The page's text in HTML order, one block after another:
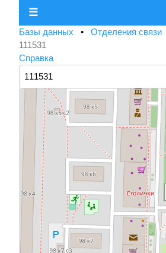
☰
Базы данных • Отделения связи
111531
Справка